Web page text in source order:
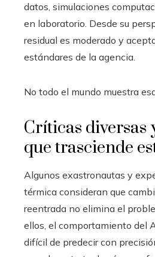
datos, simulaciones
en laboratorio. Desde su
residual es moderado y
estándares de la agencia.
No todo el mundo muestra
Críticas diversas
que trasciende
Algunos exastronautas y
térmica consideran que
reentrada no elimina el
ellos, el comportamiento del
difícil de predecir con